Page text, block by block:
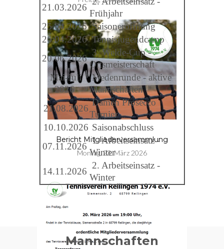
Bericht Mitgliederversammlung
Montag, 23. März 2026
21.03.2026
Frühjahr
25.04.2026 Saisoneröffnung
26.04.2026 Tennisjugendcamp
20.06.2026
3. Welde-Cup -
Ortsmeisterschaft
Mai-Juli
2026
Medenrunde - aktive
Mannschaften
21.08.2026
Damen Prosecco
Turnier
10.10.2026 Saisonabschluss
07.11.2026
1. Arbeitseinsatz -
Winter
14.11.2026
2. Arbeitseinsatz -
Winter
Mannschaften